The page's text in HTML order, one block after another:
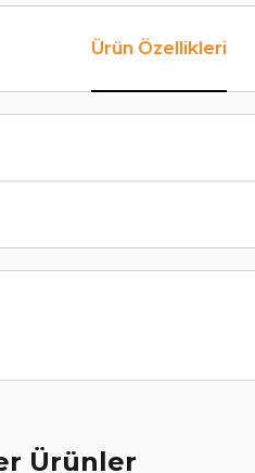
Ürün Özellikleri
Ürünler